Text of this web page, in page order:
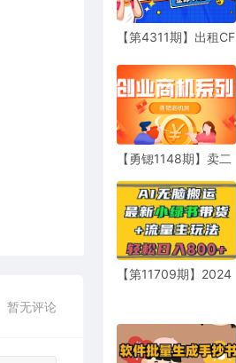
暂无评论
【第4311期】出租CF
平台单号周收益
100+号多工作室无限
放大
【勇锶1148期】卖二
码可卖到上万块钱
【第11709期】2024
运，3分钟一篇图文